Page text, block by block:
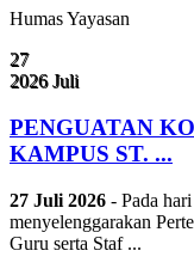
Humas Yayasan
27
2026 Juli
PENGUATAN
KAMPUS ST. ...
27 Juli 2026 - Pada
menyelenggarakan
Guru serta Staf ...